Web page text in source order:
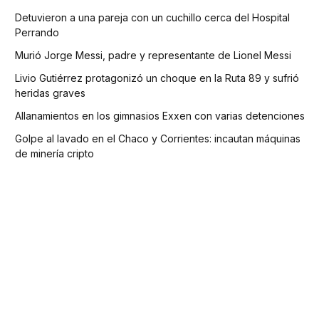
Detuvieron a una pareja con un cuchillo cerca del Hospital
Perrando
Murió Jorge Messi, padre y representante de Lionel Messi
Livio Gutiérrez protagonizó un choque en la Ruta 89 y sufrió
heridas graves
Allanamientos en los gimnasios Exxen con varias detenciones
Golpe al lavado en el Chaco y Corrientes: incautan máquinas
de minería cripto